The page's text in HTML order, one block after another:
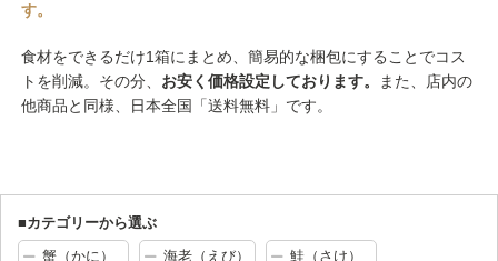
す。
食材をできるだけ1箱にまとめ、簡易的な梱包にすることでコス
トを削減。その分、 お安く価格設定しております。
また、店内の
他商品と同様、日本全国「送料無料」です。
■カテゴリーから選ぶ
蟹（かに）
海老（えび） 鮭（さけ）